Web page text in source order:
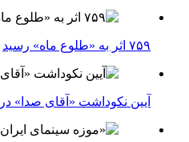
۷۵۹ اثر به «طلوع ماه» رسید
آیین نکوداشت «آقای صدا»